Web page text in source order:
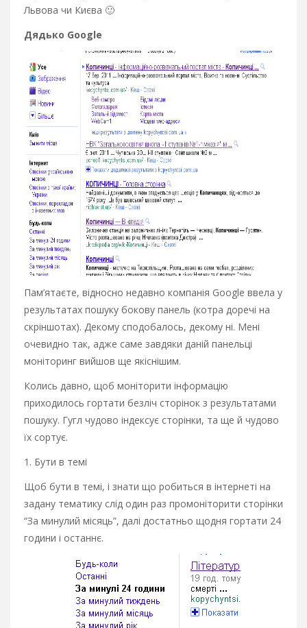
Львова чи Києва 🙂
Дядько Google
Пам’ятаєте, відносно недавно компанія Google ввела у
результатах пошуку бокову панель (котра доречі на
скріншотах). Декому сподобалось, декому ні. Мені
очевидно так, адже саме завдяки даній панельці
моніторинг вийшов ще якіснішим.
Колись давно, щоб моніторити інформацію
приходилось гортати безліч сторінок з результатами
пошуку. Гугл чудово індексує сторінки, та ще й чудово
їх сортує.
1. Бути в темі
Щоб бути в темі, і знати що робиться в інтернеті на
задану тематику слід один раз промоніторити сторінки
“За минулий місяць”, далі достатньо щодня гортати 24
години і останнє.